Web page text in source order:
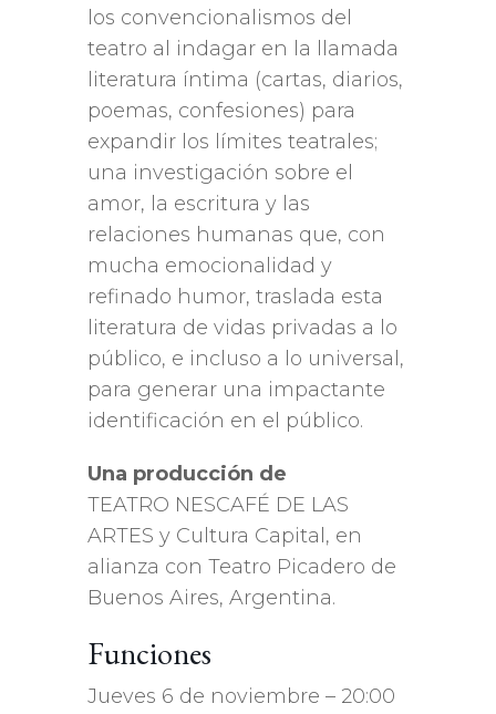
los convencionalismos del
teatro al indagar en la llamada
literatura íntima (cartas, diarios,
poemas, confesiones) para
expandir los límites teatrales;
una investigación sobre el
amor, la escritura y las
relaciones humanas que, con
mucha emocionalidad y
refinado humor, traslada esta
literatura de vidas privadas a lo
público, e incluso a lo universal,
para generar una impactante
identificación en el público.
Una producción de
TEATRO NESCAFÉ DE LAS
ARTES y Cultura Capital, en
alianza con Teatro Picadero de
Buenos Aires, Argentina.
Funciones
Jueves 6 de noviembre – 20:00